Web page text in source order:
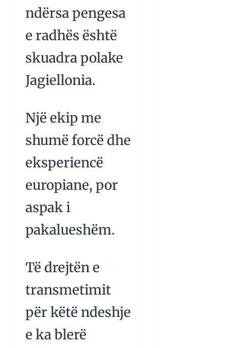
ndërsa pengesa
e radhës është
skuadra polake
Jagiellonia.
Një ekip me
shumë forcë dhe
eksperiencë
europiane, por
aspak i
pakalueshëm.
Të drejtën e
transmetimit
për këtë ndeshje
e ka blerë